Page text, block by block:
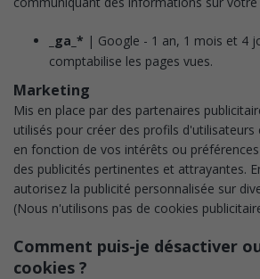
_ga_* | Google - 1 an, 1 mois et 4
comptabilise les pages vues.
Marketing
Mis en place par des partenaires
utilisés pour créer des profils
en fonction de vos intérêts ou
des publicités pertinentes et attrayantes.
autorisez la publicité personnalisée sur
(Nous n'utilisons pas de cookies
Comment puis-je désactiver
cookies ?